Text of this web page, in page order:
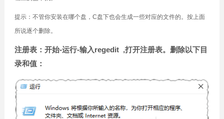
提示：不管你安装在哪个盘，C盘下也会生成一些对应的文件的。按上面
所说逐个删除。
注册表：开始-运行-输入regedit ,打开注册表。删除以下目
录和值：